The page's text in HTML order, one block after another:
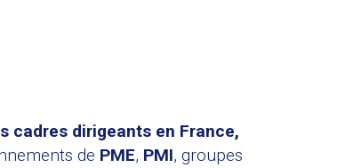
cadres dirigeants en France,
de PME, PMI, groupes